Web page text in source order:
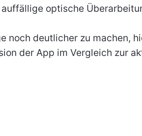
optische
noch deutlicher zu machen,
der App im Vergleich zur